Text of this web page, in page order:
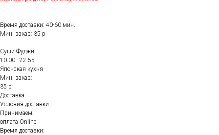
Время доставки: 40-60 мин.
Мин. заказ: 35 р
Суши Фуджи
10:00 - 22:55
Японская кухня
Мин. заказ:
35 р
Доставка:
Условия доставки
Принимаем:
оплата Online
Время доставки: